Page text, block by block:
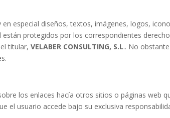
especial diseños, textos, imágenes, logos,
protegidos por los correspondientes
titular,VELABER CONSULTING, S.L.. No
los enlaces hacía otros sitios o páginas web
usuario accede bajo su exclusiva